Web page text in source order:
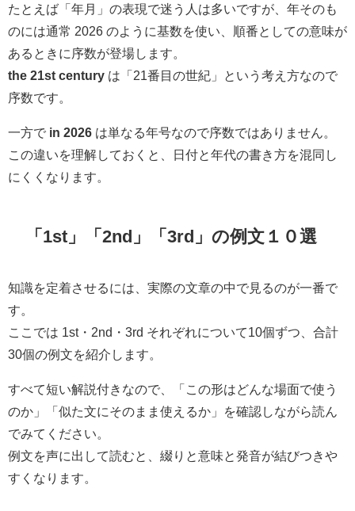
たとえば「年月」の表現で迷う人は多いですが、年そのも
のには通常 2026 のように基数を使い、順番としての意味が
あるときに序数が登場します。
the 21st century は「21番目の世紀」という考え方なので
序数です。
一方で in 2026 は単なる年号なので序数ではありません。
この違いを理解しておくと、日付と年代の書き方を混同し
にくくなります。
「1st」「2nd」「3rd」の例文１０選
知識を定着させるには、実際の文章の中で見るのが一番で
す。
ここでは 1st・2nd・3rd それぞれについて10個ずつ、合計
30個の例文を紹介します。
すべて短い解説付きなので、「この形はどんな場面で使う
のか」「似た文にそのまま使えるか」を確認しながら読ん
でみてください。
例文を声に出して読むと、綴りと意味と発音が結びつきや
すくなります。